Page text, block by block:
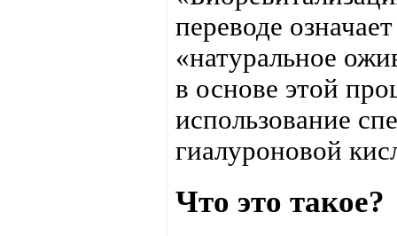
переводе означает
«натуральное
в основе этой
использование
гиалуроновой
Что это такое?